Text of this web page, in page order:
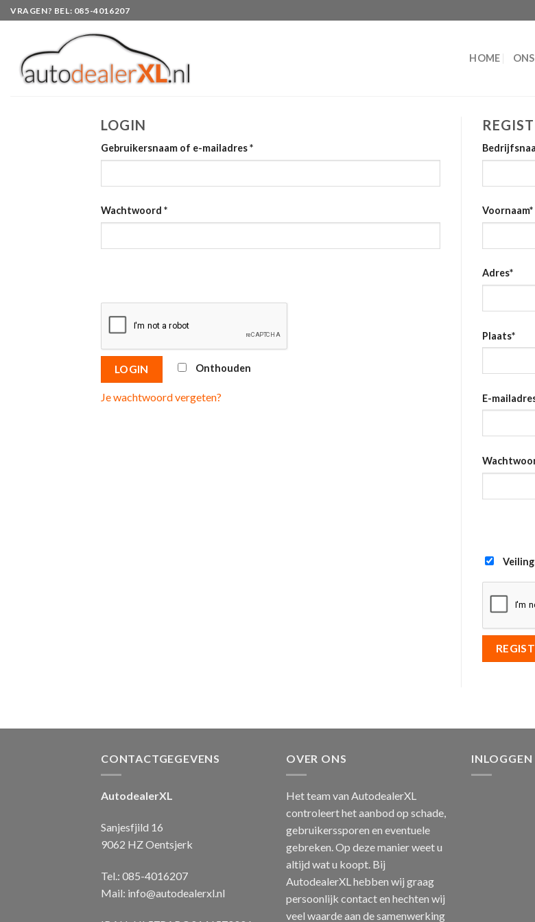
Skip
to
VRAGEN? BEL: 085-4016207
HOME
LOGIN
Gebruikersnaam of e-mailadres*
Wachtwoord *
LOGIN Onthouden
Je wachtwoord vergeten?
Voornaam*
Adres*
Plaats*
E-
CONTACTGEGEVENS
AutodealerXL
Sanjesfjild 16
9062 HZ Oentsjerk
Tel.: 085-4016207
Mail: info@autodealerxl.nl
OVER ONS
Het team van AutodealerXL
controleert het aanbod op schade,
gebruikerssporen en eventuele
gebreken. Op deze manier weet u
altijd wat u koopt. Bij
AutodealerXL hebben wij graag
persoonlijk contact en hechten wij
veel waarde aan de samenwerking
INLOGGEN